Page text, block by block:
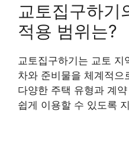
교토집구하기
적용 범위는?
교토집구하기는 교토 지
차와 준비물을 체계적으
다양한 주택 유형과 계
쉽게 이용할 수 있도록